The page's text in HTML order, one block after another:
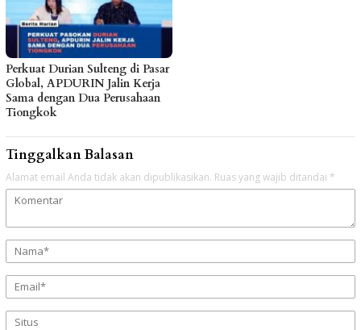
Perkuat Durian Sulteng di Pasar
Global, APDURIN Jalin Kerja
Sama dengan Dua Perusahaan
Tiongkok
Tinggalkan Balasan
Alamat email Anda tidak akan dipublikasikan. Ruas yang wajib ditandai *